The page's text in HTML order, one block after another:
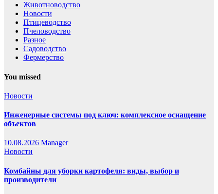
Животноводство
Новости
Птицеводство
Пчеловодство
Разное
Садоводство
Фермерство
You missed
Новости
Инженерные системы под ключ: комплексное оснащение
объектов
10.08.2026 Manager
Новости
Комбайны для уборки картофеля: виды, выбор и
производители